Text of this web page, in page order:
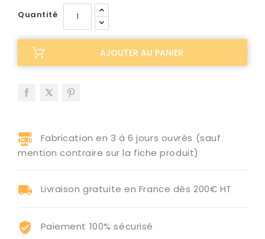
Quantité
AJOUTER AU PANIER
Fabrication en 3 à 6 jours ouvrés (sauf
mention contraire sur la fiche produit)
Livraison gratuite en France dès 200€ HT
Paiement 100% sécurisé